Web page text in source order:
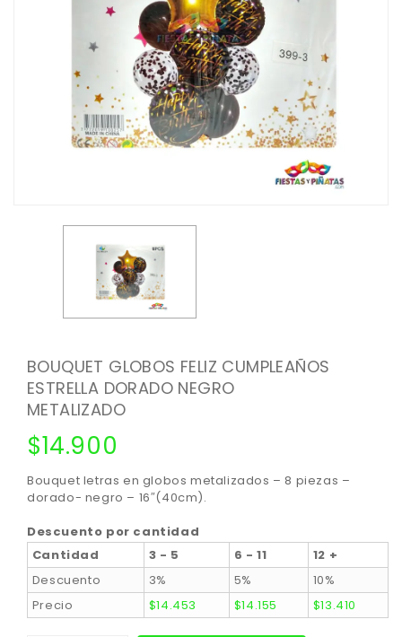
BOUQUET GLOBOS FELIZ CUMPLEAÑOS
ESTRELLA DORADO NEGRO
METALIZADO
$14.900
Bouquet letras en globos metalizados – 8 piezas –
dorado- negro – 16″(40cm).
Descuento por cantidad
Cantidad
3 - 5 6 - 11
12 +
Descuento
3% 5%
10%
Precio
$14.453 $14.155 $13.410